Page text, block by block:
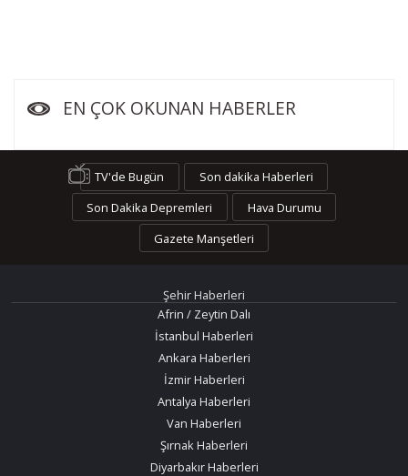
EN ÇOK OKUNAN HABERLER
TV'de Bugün
Son dakika Haberleri
Son Dakika Depremleri
Hava Durumu
Gazete Manşetleri
Şehir Haberleri
Afrin / Zeytin Dalı
İstanbul Haberleri
Ankara Haberleri
İzmir Haberleri
Antalya Haberleri
Van Haberleri
Şırnak Haberleri
Diyarbakır Haberleri